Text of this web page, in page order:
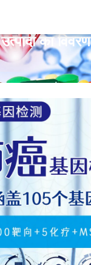
उत्पादों का विवरण